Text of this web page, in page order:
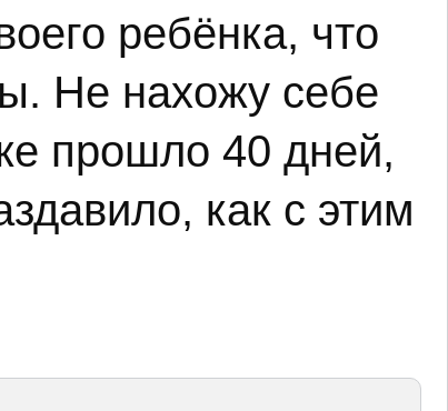
ребёнка, что
Не нахожу себе
прошло 40 дней,
как с этим